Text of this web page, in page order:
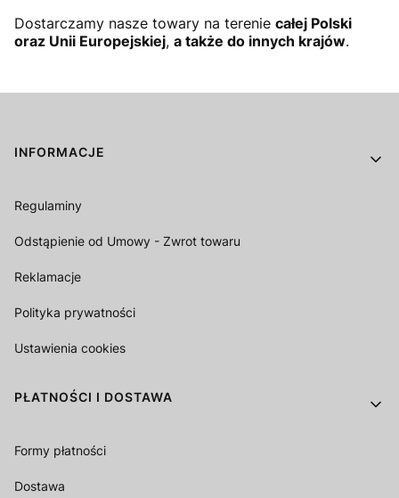
Dostarczamy nasze towary na terenie całej Polski
oraz Unii Europejskiej, a także do innych krajów.
Linki w stopce
INFORMACJE
Regulaminy
Odstąpienie od Umowy - Zwrot towaru
Reklamacje
Polityka prywatności
Ustawienia cookies
PŁATNOŚCI I DOSTAWA
Formy płatności
Dostawa